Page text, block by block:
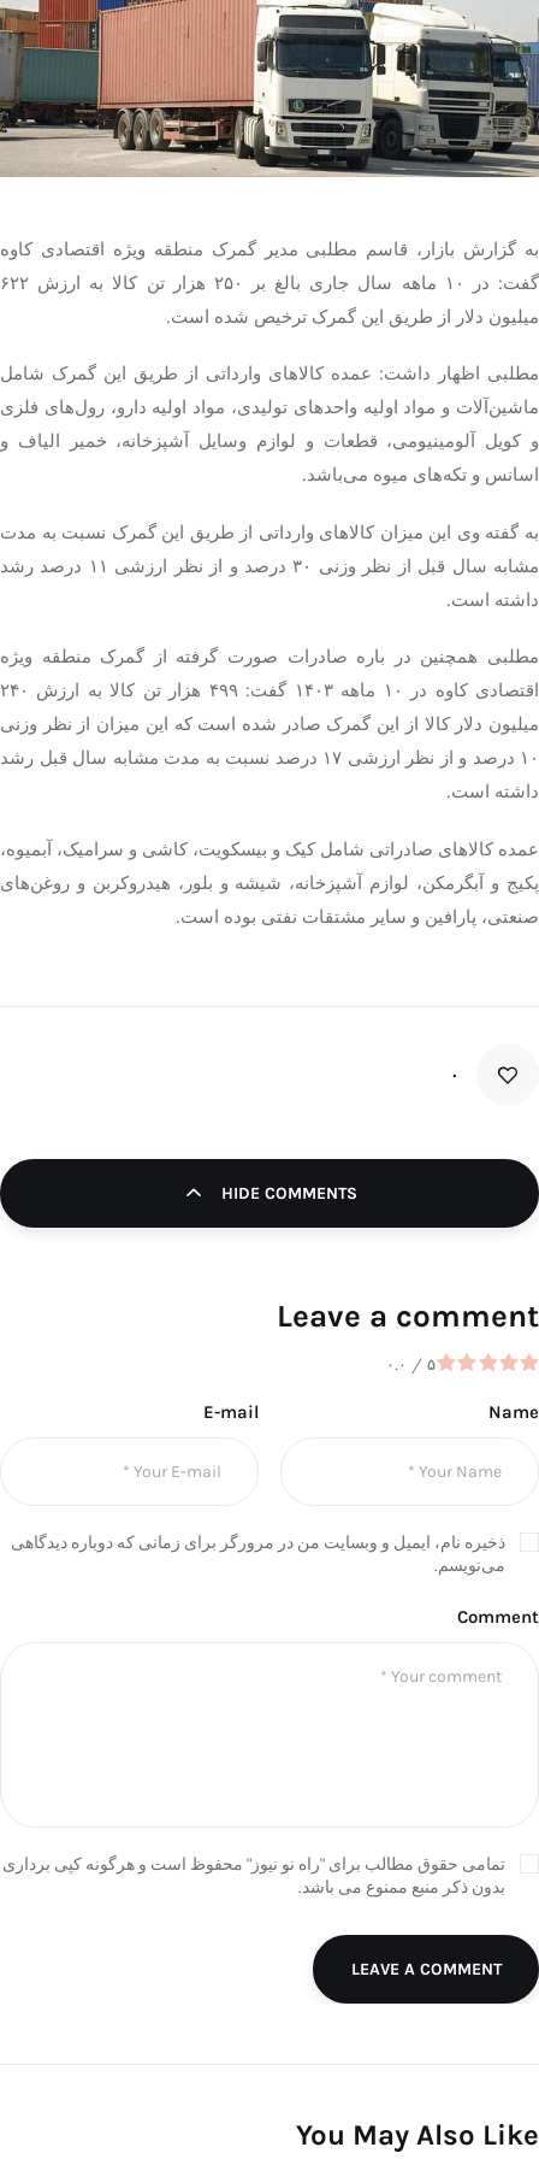
تک کده
پایگاه خبری آبان
خرید موتور ایمپلنت
به گزارش بازار، قاسم مطلبی مدیر گمرک منطقه ویژه اقتصادی کاوه
گفت: در ۱۰ ماهه سال جاری بالغ بر ۲۵۰ هزار تن کالا به ارزش ۶۲۲
میلیون دلار از طریق این گمرک ترخیص شده است.
مطلبی اظهار داشت: عمده کالاهای وارداتی از طریق این گمرک شامل
ماشین‌آلات و مواد اولیه واحدهای تولیدی، مواد اولیه دارو، رول‌های فلزی
و کویل آلومینیومی، قطعات و لوازم وسایل آشپزخانه، خمیر الیاف و
اسانس و تکه‌های میوه می‌باشد.
به گفته وی این میزان کالاهای وارداتی از طریق این گمرک نسبت به مدت
مشابه سال قبل از نظر وزنی ۳۰ درصد و از نظر ارزشی ۱۱ درصد رشد
داشته است.
مطلبی همچنین در باره صادرات صورت گرفته از گمرک منطقه ویژه
اقتصادی کاوه در ۱۰ ماهه ۱۴۰۳ گفت: ۴۹۹ هزار تن کالا به ارزش ۲۴۰
میلیون دلار کالا از این گمرک صادر شده است که این میزان از نظر وزنی
۱۰ درصد و از نظر ارزشی ۱۷ درصد نسبت به مدت مشابه سال قبل رشد
داشته است.
عمده کالاهای صادراتی شامل کیک و بیسکویت، کاشی و سرامیک، آبمیوه،
پکیج و آبگرمکن، لوازم آشپزخانه، شیشه و بلور، هیدروکربن و روغن‌های
صنعتی، پارافین و سایر مشتقات نفتی بوده است.
۰
HIDE COMMENTS
Leave a comment
۰.۰ / ۵
Name
E-mail
ذخیره نام، ایمیل و وبسایت من در مرورگر برای زمانی که دوباره دیدگاهی
می‌نویسم.
Comment
تمامی حقوق مطالب برای "راه نو نیوز" محفوظ است و هرگونه کپی برداری
بدون ذکر منبع ممنوع می باشد.
LEAVE A COMMENT
You May Also Like